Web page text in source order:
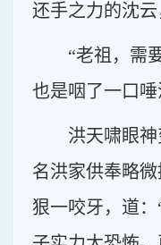
还手之力的沈云
“老祖，需
也是咽了一口唾
洪天啸眼
名洪家供奉略
狠一咬牙，道